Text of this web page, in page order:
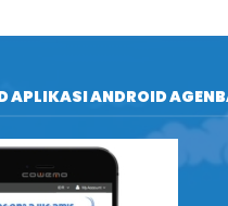
APLIKASI ANDROID